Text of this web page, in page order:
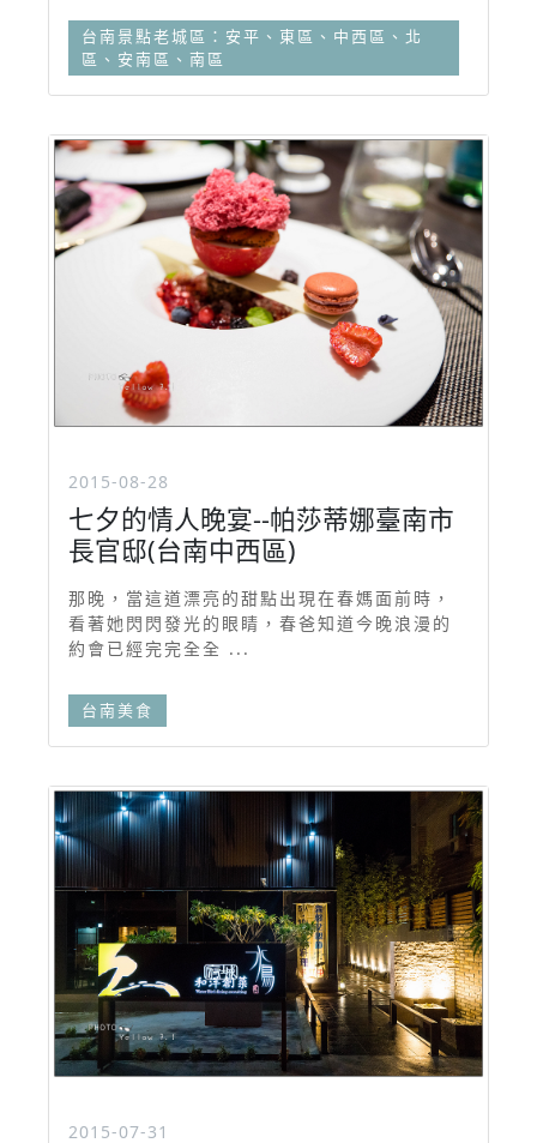
台南景點老城區：安平、東區、中西區、北
區、安南區、南區
2015-08-28
七夕的情人晚宴--帕莎蒂娜臺南市
長官邸(台南中西區)
那晚，當這道漂亮的甜點出現在春媽面前時，
看著她閃閃發光的眼睛，春爸知道今晚浪漫的
約會已經完完全全 ...
台南美食
2015-07-31